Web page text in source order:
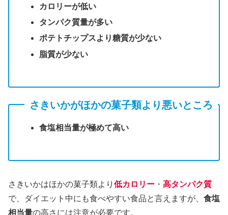
カロリーが低い
タンパク質量が多い
ポテトチップスより糖質が少ない
脂質が少ない
さきいかがほかの菓子類より悪いところ
食塩相当量が極めて高い
さきいかはほかの菓子類より 低カロリー ・ 高タンパク質
で、ダイエット中にも食べやすい食品と言えますが、 食塩
相当量の高さには注意が必要です。